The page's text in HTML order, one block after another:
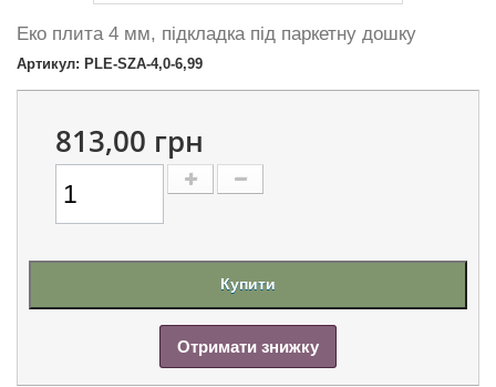
Еко плита 4 мм, підкладка під паркетну дошку
Артикул: PLE-SZA-4,0-6,99
813,00 грн
Купити
Отримати знижку